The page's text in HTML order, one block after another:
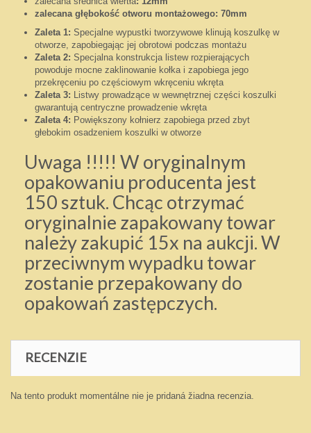
zalecana głębokość otworu montażowego: 70mm
Zaleta 1: Specjalne wypustki tworzywowe klinują koszulkę w
otworze, zapobiegając jej obrotowi podczas montażu
Zaleta 2: Specjalna konstrukcja listew rozpierających
powoduje mocne zaklinowanie kołka i zapobiega jego
przekręceniu po częściowym wkręceniu wkręta
Zaleta 3: Listwy prowadzące w wewnętrznej części koszulki
gwarantują centryczne prowadzenie wkręta
Zaleta 4: Powiększony kołnierz zapobiega przed zbyt
głebokim osadzeniem koszulki w otworze
Uwaga !!!!! W oryginalnym
opakowaniu producenta jest
150 sztuk. Chcąc otrzymać
oryginalnie zapakowany towar
należy zakupić 15x na aukcji. W
przeciwnym wypadku towar
zostanie przepakowany do
opakowań zastępczych.
RECENZIE
Na tento produkt momentálne nie je pridaná žiadna recenzia.